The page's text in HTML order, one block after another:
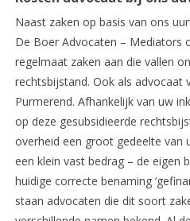
Naast zaken op basis van ons
De Boer Advocaten – Mediators
regelmaat zaken aan die vallen
rechtsbijstand. Ook als advocaat
Purmerend. Afhankelijk van uw
op deze gesubsidieerde
overheid een groot gedeelte van
een klein vast bedrag – de eigen
huidige correcte benaming
staan advocaten die dit soort